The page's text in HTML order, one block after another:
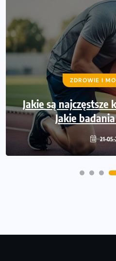
ZDROWIE I
Jakie są najczęstsze
Jakie
21-